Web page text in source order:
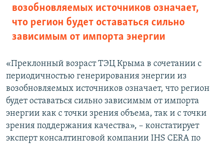
возобновляемых источников означает,
что регион будет оставаться сильно
зависимым от импорта энергии
«Преклонный возраст ТЭЦ Крыма в сочетании с
периодичностью генерирования энергии из
возобновляемых источников означает, что регион
будет оставаться сильно зависимым от импорта
энергии как с точки зрения объема, так и с точки
зрения поддержания качества», – констатирует
эксперт консалтинговой компании IHS CERA по